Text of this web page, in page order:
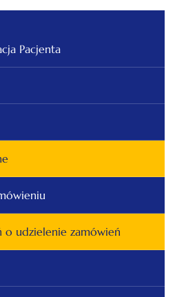
Pacjenta
o udzielenie zamówień